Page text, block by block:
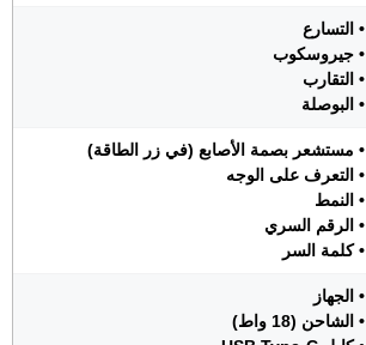
• التسارع
• جيروسكوب
• التقارب
• البوصلة
• مستشعر بصمة الأصابع (في زر الطاقة)
• التعرف على الوجه
• النمط
• الرقم السري
• كلمة السر
• الجهاز
• الشاحن (18 واط)